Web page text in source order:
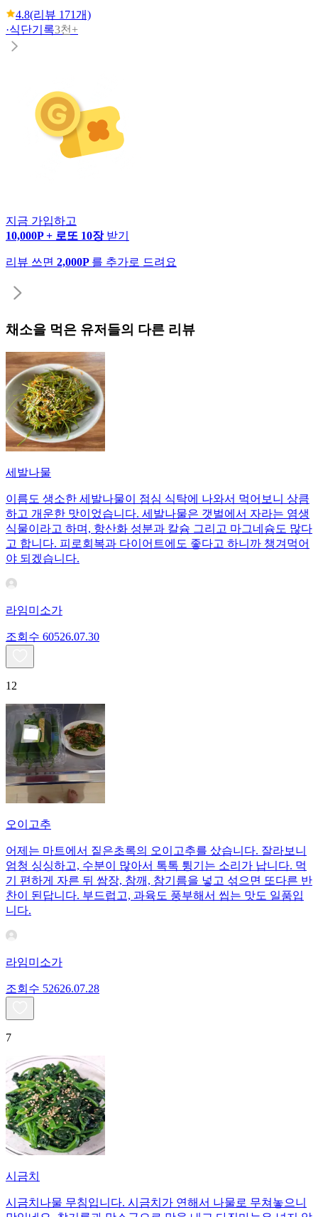
4.8(리뷰 171개)
·식단기록3천+
지금 가입하고
10,000P + 로또 10장 받기
리뷰 쓰면 2,000P 를 추가로 드려요
채소을 먹은 유저들의 다른 리뷰
세발나물
이름도 생소한 세발나물이 점심 식탁에 나와서 먹어보니 상큼
하고 개운한 맛이었습니다. 세발나물은 갯벌에서 자라는 염생
식물이라고 하며, 항산화 성분과 칼슘 그리고 마그네슘도 많다
고 합니다. 피로회복과 다이어트에도 좋다고 하니까 챙겨먹어
야 되겠습니다.
라임미소가
조회수 60526.07.30
12
오이고추
어제는 마트에서 짙은초록의 오이고추를 샀습니다. 잘라보니
엄청 싱싱하고, 수분이 많아서 톡톡 튕기는 소리가 납니다. 먹
기 편하게 자른 뒤 쌈장, 참깨, 참기름을 넣고 섞으면 또다른 반
찬이 된답니다. 부드럽고, 과육도 풍부해서 씹는 맛도 일품입
니다.
라임미소가
조회수 52626.07.28
7
시금치
시금치나물 무침입니다. 시금치가 연해서 나물로 무쳐놓으니